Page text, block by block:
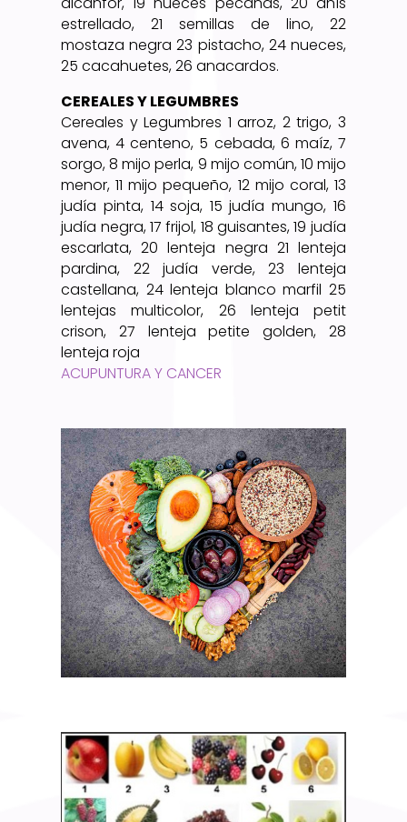
estrellado, 21 semillas de lino, 22
mostaza negra 23 pistacho, 24 nueces,
25 cacahuetes, 26 anacardos.
CEREALES Y LEGUMBRES
Cereales y Legumbres 1 arroz, 2 trigo, 3
avena, 4 centeno, 5 cebada, 6 maíz, 7
sorgo, 8 mijo perla, 9 mijo común, 10 mijo
menor, 11 mijo pequeño, 12 mijo coral, 13
judía pinta, 14 soja, 15 judía mungo, 16
judía negra, 17 frijol, 18 guisantes, 19 judía
escarlata, 20 lenteja negra 21 lenteja
pardina, 22 judía verde, 23 lenteja
castellana, 24 lenteja blanco marfil 25
lentejas multicolor, 26 lenteja petit
crison, 27 lenteja petite golden, 28
lenteja roja
ACUPUNTURA Y CANCER